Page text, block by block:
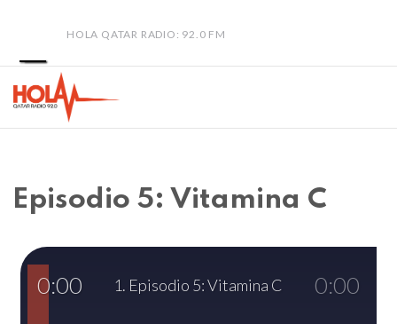
HOLA QATAR RADIO: 92.0 FM
Episodio 5: Vitamina C
1. Episodio 5: Vitamina C
0:00 0:00